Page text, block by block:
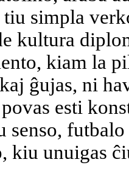
simpla
kultura
kiam la
ĝujas, ni
esti
futbalo
kiu unuigas